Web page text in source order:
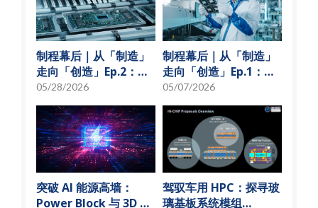
制程幕后｜从「制造」
走向「创造」Ep.2：
「从无到有」的技术革
新
05/28/2026
制程幕后｜从「制造」
走向「创造」Ep.1：揭
秘 USI技术先行军
05/07/2026
突破 AI 能源高墙：
Power Block 与 3D 微
驾驭车用 HPC：探寻玻
璃基板系统模组